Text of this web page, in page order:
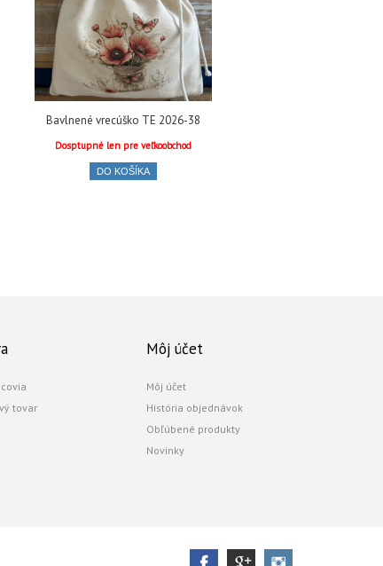
Bavlnené vrecúško TE 2026-38
Dosptupné len pre veľkoobchod
DO KOŠÍKA
tovar
Môj účet
Môj účet
História objednávok
Obľúbené produkty
Novinky